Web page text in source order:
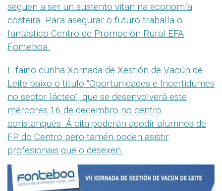
seguen a ser un sustento vitan na economía
costeira. Para asegurar o futuro traballa o
fantástico Centro de Promoción Rural EFA
Fonteboa.
E faino cunha Xornada de Xestión de Vacún de
Leite baixo o título “Oportunidades e Incertidumes
no sector lácteo”, que se desenvolverá este
mércores 16 de decembro no centro
coristanqués. Á cita poderán acodir alumnos de
FP do Centro pero tamén poden asistir
profesionais que o desexen.